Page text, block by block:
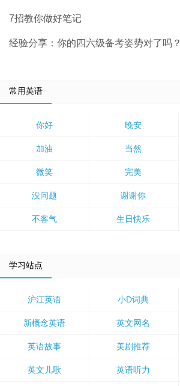
7招教你做好笔记
经验分享：你的四六级备考姿势对了吗？
常用英语
你好 晚安
加油 当然
微笑 完美
没问题 谢谢你
不客气 生日快乐
学习站点
沪江英语 小D词典
新概念英语 英文网名
英语故事 美剧推荐
英文儿歌 英语听力